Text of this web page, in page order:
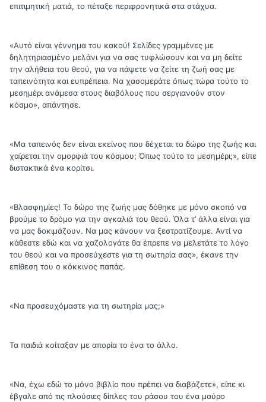
επιτιμητική ματιά, το πέταξε περιφρονητικά στα στάχυα.
«Αυτό είναι γέννημα του κακού! Σελίδες γραμμένες με
δηλητηριασμένο μελάνι για να σας τυφλώσουν και να μη δείτε
την αλήθεια του θεού, για να πάψετε να ζείτε τη ζωή σας με
ταπεινότητα και ευπρέπεια. Να χασομεράτε όπως τώρα τούτο το
μεσημέρι ανάμεσα στους διαβόλους που σεργιανούν στον
κόσμο», απάντησε.
«Μα ταπεινός δεν είναι εκείνος που δέχεται το δώρο της ζωής και
χαίρεται την ομορφιά του κόσμου; Όπως τούτο το μεσημέρι;», είπε
διστακτικά ένα κορίτσι.
«Βλασφημίες! Το δώρο της ζωής μας δόθηκε με μόνο σκοπό να
βρούμε το δρόμο για την αγκαλιά του θεού. Όλα τ’ άλλα είναι για
να μας δοκιμάζουν. Να μας κάνουν να ξεστρατίζουμε. Αντί να
κάθεστε εδώ και να χαζολογάτε θα έπρεπε να μελετάτε το λόγο
του θεού και να προσεύχεστε για τη σωτηρία σας», έκανε την
επίθεση του ο κόκκινος παπάς.
«Να προσευχόμαστε για τη σωτηρία μας;»
Τα παιδιά κοίταξαν με απορία το ένα το άλλο.
«Να, έχω εδώ το μόνο βιβλίο που πρέπει να διαβάζετε», είπε κι
έβγαλε από τις πλούσιες δίπλες του ράσου του ένα μαύρο